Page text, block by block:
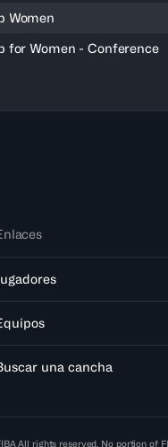
Women
for Women - Conference
una cancha
All rights reserved. No portion of